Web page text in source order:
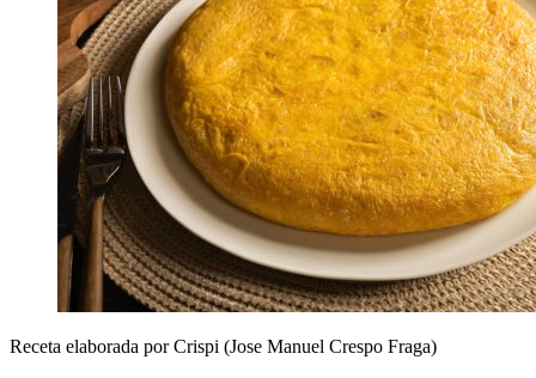
Receta elaborada por Crispi (Jose Manuel Crespo Fraga)